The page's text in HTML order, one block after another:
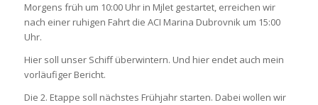
Morgens früh um 10:00 Uhr in Mjlet gestartet, erreichen wir
nach einer ruhigen Fahrt die ACI Marina Dubrovnik um 15:00
Uhr.
Hier soll unser Schiff überwintern. Und hier endet auch mein
vorläufiger Bericht.
Die 2. Etappe soll nächstes Frühjahr starten. Dabei wollen wir